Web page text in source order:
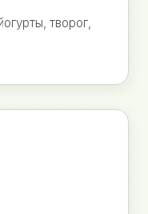
творог,